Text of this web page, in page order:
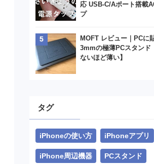
応 USB-C/Aポート搭載
プ
MOFT レビュー｜PCに
3mmの極薄PCスタンド
ないほど薄い】
タグ
iPhoneの使い方 iPhoneアプリ
iPhone周辺機器 PCスタンド